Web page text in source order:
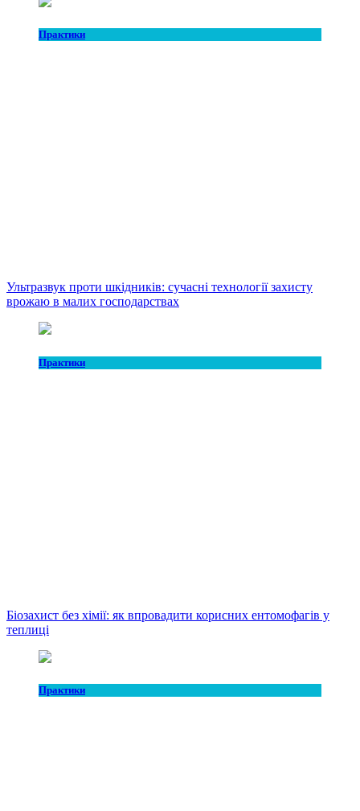
Практики
Ультразвук проти шкідників: сучасні технології захисту
врожаю в малих господарствах
Практики
Біозахист без хімії: як впровадити корисних ентомофагів у
теплиці
Практики